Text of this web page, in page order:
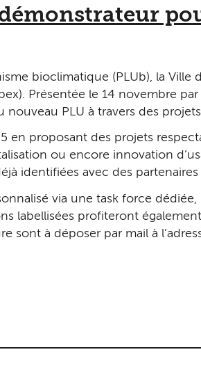
bioclimatique (PLUb), la Ville
Présentée le 14 novembre par
nouveau PLU à travers des
en proposant des projets
ou encore innovation
identifiées avec des
via une task force
labellisées profiteront
sont à déposer par mail à